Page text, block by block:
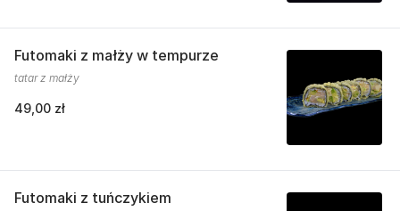
Futomaki z małży w tempurze
tatar z małży
49,00 zł
Futomaki z tuńczykiem